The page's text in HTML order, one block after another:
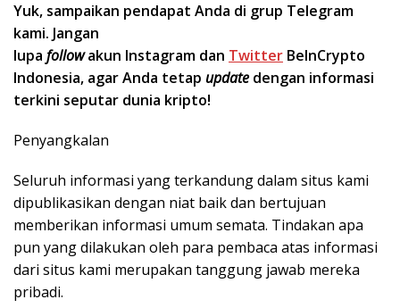
Yuk, sampaikan pendapat Anda di grup Telegram
kami. Jangan
lupa followakun Instagram dan Twitter BeInCrypto
Indonesia, agar Anda tetap update dengan informasi
terkini seputar dunia kripto!
Penyangkalan
Seluruh informasi yang terkandung dalam situs kami
dipublikasikan dengan niat baik dan bertujuan
memberikan informasi umum semata. Tindakan apa
pun yang dilakukan oleh para pembaca atas informasi
dari situs kami merupakan tanggung jawab mereka
pribadi.